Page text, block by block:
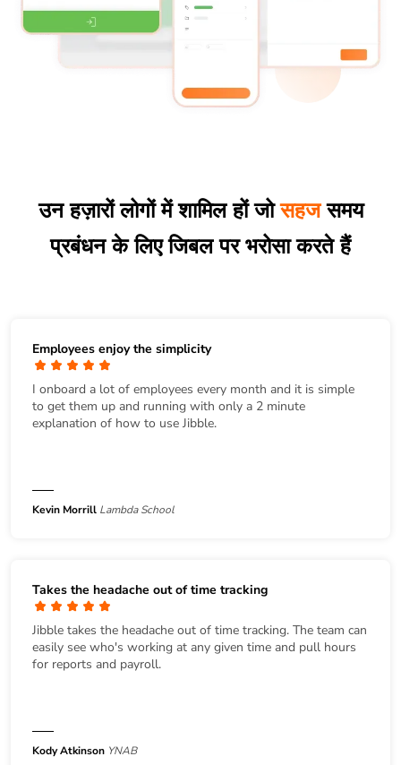
उन हज़ारों लोगों में शामिल हों जोसहजसमय
प्रबंधन के लिए जिबल पर भरोसा करते हैं
Employees enjoy the simplicity
I onboard a lot of employees every month and it is simple
to get them up and running with only a 2 minute
explanation of how to use Jibble.
Kevin Morrill Lambda School
Takes the headache out of time tracking
Jibble takes the headache out of time tracking. The team can
easily see who's working at any given time and pull hours
for reports and payroll.
Kody Atkinson YNAB